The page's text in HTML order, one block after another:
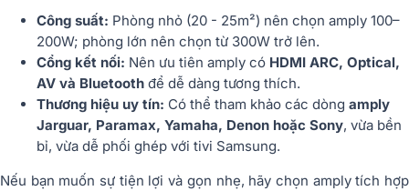
Công suất: Phòng nhỏ (20 - 25m²) nên chọn amply 100–
200W; phòng lớn nên chọn từ 300W trở lên.
Cổng kết nối: Nên ưu tiên amply có HDMI ARC, Optical,
AV và Bluetooth để dễ dàng tương thích.
Thương hiệu uy tín: Có thể tham khảo các dòng amply
Jarguar, Paramax, Yamaha, Denon hoặc Sony, vừa bền
bỉ, vừa dễ phối ghép với tivi Samsung.
Nếu bạn muốn sự tiện lợi và gọn nhẹ, hãy chọn amply tích hợp